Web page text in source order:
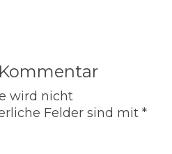
wird nicht
Felder sind mit *